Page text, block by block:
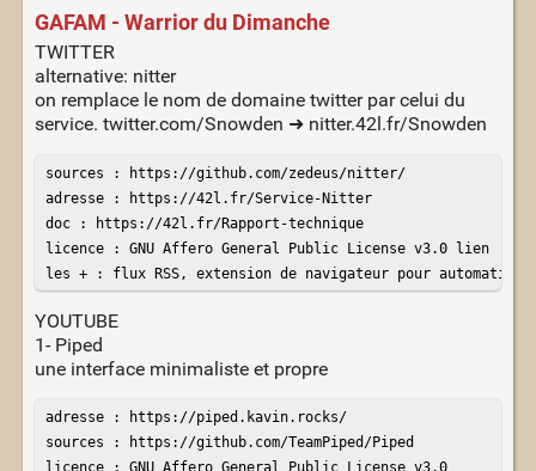
GAFAM - Warrior du Dimanche
TWITTER
alternative: nitter
on remplace le nom de domaine twitter par celui du
service. twitter.com/Snowden ➜ nitter.42l.fr/Snowden
sources : https://github.com/zedeus/nitter/
adresse : https://42l.fr/Service-Nitter
doc : https://42l.fr/Rapport-technique
licence : GNU Affero General Public License v3.0 lien
les + : flux RSS, extension de navigateur pour automatiser
YOUTUBE
1- Piped
une interface minimaliste et propre
adresse : https://piped.kavin.rocks/
sources : https://github.com/TeamPiped/Piped
licence : GNU Affero General Public License v3.0